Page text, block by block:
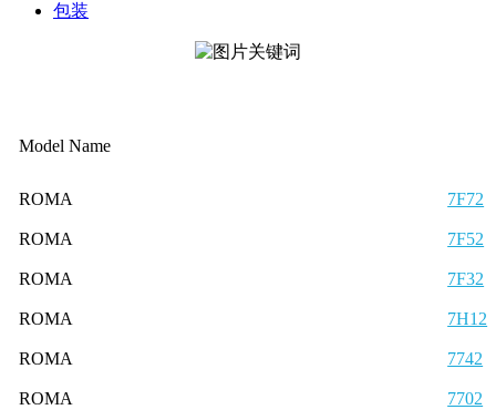
包装
Model Name
ROMA 7F72
ROMA 7F52
ROMA 7F32
ROMA 7H12
ROMA 7742
ROMA 7702